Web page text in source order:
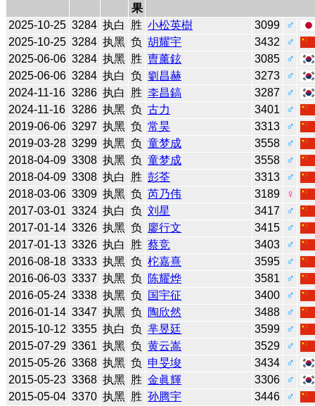
果
2025-10-25 3284 执白 胜 小松英樹 3099
♂
2025-10-25 3284 执黑 负 胡耀宇 3432
♂
2025-06-06 3284 执黑 胜 曺薰鉉 3085
♂
2025-06-06 3284 执白 负 劉昌赫 3273
♂
2024-11-16 3286 执白 胜 李昌鎬 3287
♂
2024-11-16 3286 执黑 负 古力 3401
♂
2019-06-06 3297 执黑 负 常昊 3313
♂
2019-03-28 3299 执黑 负 童梦成 3558
♂
2018-04-09 3308 执黑 负 童梦成 3558
♂
2018-04-09 3308 执白 胜 彭荃 3313
♂
2018-03-06 3309 执黑 负 芮乃伟 3189
♀
2017-03-01 3324 执白 负 刘星 3417
♂
2017-01-14 3326 执黑 负 廖行文 3415
♂
2017-01-13 3326 执白 胜 蔡竞 3403
♂
2016-08-18 3333 执黑 负 柁嘉熹 3595
♂
2016-06-03 3337 执黑 负 陈耀烨 3581
♂
2016-05-24 3338 执黑 负 国宇征 3400
♂
2016-01-14 3347 执黑 负 陶欣然 3488
♂
2015-10-12 3355 执白 负 芈昱廷 3599
♂
2015-07-29 3361 执黑 负 黄云嵩 3529
♂
2015-05-26 3368 执黑 负 申旻埈 3434
♂
2015-05-23 3368 执黑 胜 金眞輝 3306
♂
2015-05-04 3370 执黑 胜 孙腾宇 3446
♂